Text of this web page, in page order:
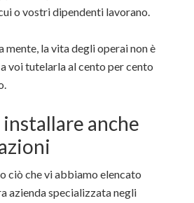
o vostri dipendenti lavorano.
mente, la vita degli operai non è
voi tutelarla al cento per cento
installare anche
ciò che vi abbiamo elencato
azienda specializzata negli